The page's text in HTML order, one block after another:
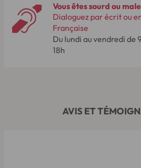
Vous êtes sourd ou
Dialoguez par écrit ou
Française
Du lundi au vendredi de
18h
AVIS ET